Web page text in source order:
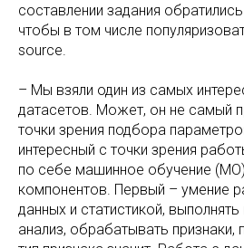
составлении задания
чтобы в том числе
source.
– Мы взяли один из самых
датасетов. Может, он не самый
точки зрения подбора
интересный с точки зрения
по себе машинное обучение
компонентов. Первый – умение
данных и статистикой,
анализ, обрабатывать